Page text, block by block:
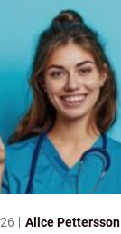
Alice Pettersson